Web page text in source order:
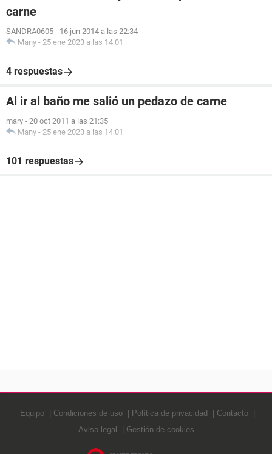
carne
SANDRA0605 - 16 jun 2014 a las 22:34
Many - 25 ene 2023 a las 14:01
4 respuestas
Al ir al baño me salió un pedazo de carne
mary - 20 oct 2011 a las 21:35
Many - 25 ene 2023 a las 14:01
101 respuestas
Equipo Condiciones de uso Política de privacidad
Contacto
Aviso legal
Gestión de cookies